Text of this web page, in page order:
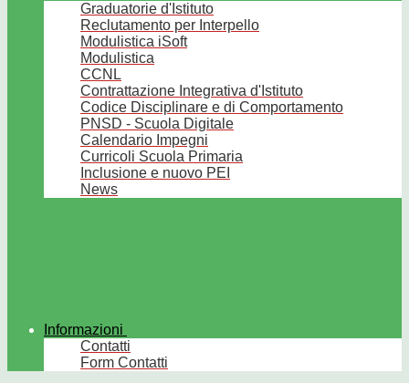
Graduatorie d'Istituto
Reclutamento per Interpello
Modulistica iSoft
Modulistica
CCNL
Contrattazione Integrativa d'Istituto
Codice Disciplinare e di Comportamento
PNSD - Scuola Digitale
Calendario Impegni
Curricoli Scuola Primaria
Inclusione e nuovo PEI
News
Informazioni
Contatti
Form Contatti